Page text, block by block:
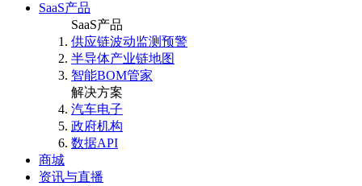
SaaS产品
SaaS产品
供应链波动监测预警
半导体产业链地图
智能BOM管家
解决方案
汽车电子
政府机构
数据API
商城
资讯与直播